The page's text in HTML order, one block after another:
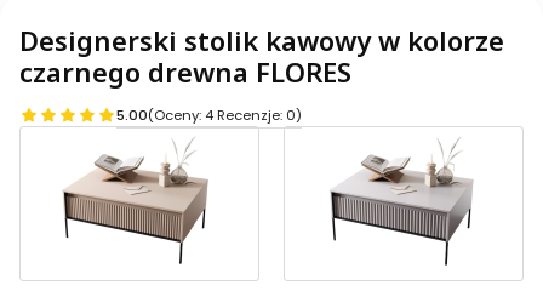
Designerski stolik kawowy w kolorze
czarnego drewna FLORES
5.00(Oceny: 4 Recenzje: 0)